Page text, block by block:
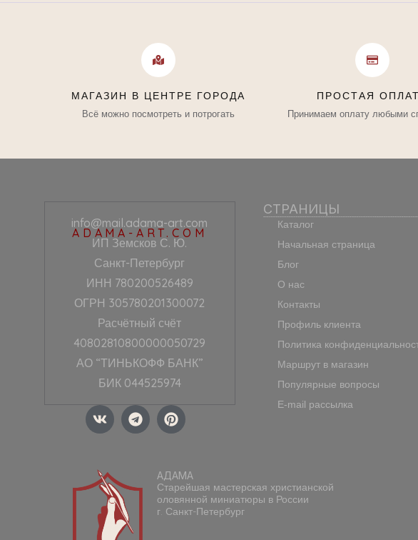
МАГАЗИН В ЦЕНТРЕ ГОРОДА
Всё можно посмотреть и потрогать
ПРОСТАЯ
Принимаем оплату любыми
info@mail.adama-art.com
ADAMA-ART.COM
ИП Земсков С. Ю.
Санкт-Петербург
ИНН 780200526489
ОГРН 305780201300072
Расчётный счёт
40802810800000050729
АО “ТИНЬКОФФ БАНК”
БИК 044525974
V
k
T
e
l
a
P
i
n
e
r
e
s
СТРАНИЦЫ
Каталог
Начальная страница
Блог
О нас
Контакты
Профиль клиента
Политика
Маршрут в магазин
Популярные вопросы
E-mail рассылка
АДАМА
Старейшая мастерская христианской
оловянной миниатюры в России
г. Санкт-Петербург